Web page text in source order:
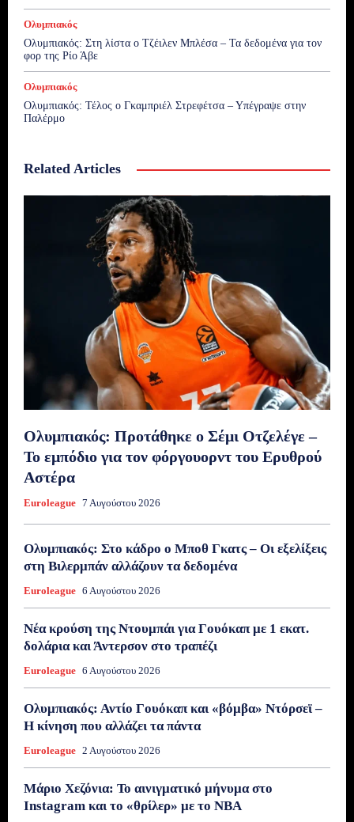
Ολυμπιακός
Ολυμπιακός: Στη λίστα ο Τζέιλεν Μπλέσα – Τα δεδομένα για τον
φορ της Ρίο Άβε
Ολυμπιακός
Ολυμπιακός: Τέλος ο Γκαμπριέλ Στρεφέτσα – Υπέγραψε στην
Παλέρμο
Related Articles
Ολυμπιακός: Προτάθηκε ο Σέμι Οτζελέγε –
Το εμπόδιο για τον φόργουορντ του Ερυθρού
Αστέρα
Euroleague 7 Αυγούστου 2026
Ολυμπιακός: Στο κάδρο ο Μποθ Γκατς – Οι εξελίξεις
στη Βιλερμπάν αλλάζουν τα δεδομένα
Euroleague 6 Αυγούστου 2026
Νέα κρούση της Ντουμπάι για Γουόκαπ με 1 εκατ.
δολάρια και Άντερσον στο τραπέζι
Euroleague 6 Αυγούστου 2026
Ολυμπιακός: Αντίο Γουόκαπ και «βόμβα» Ντόρσεϊ –
Η κίνηση που αλλάζει τα πάντα
Euroleague 2 Αυγούστου 2026
Μάριο Χεζόνια: Το αινιγματικό μήνυμα στο
Instagram και το «θρίλερ» με το NBA